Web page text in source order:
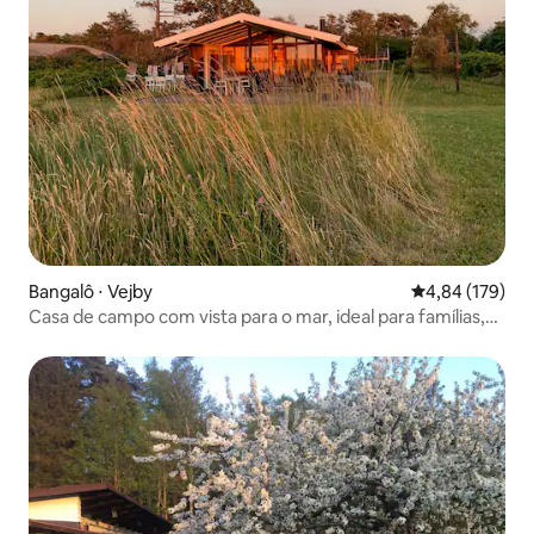
Bangalô ⋅ Vejby 4,84 de uma
4,84 (179)
Casa de campo com vista para o mar, ideal para famílias,